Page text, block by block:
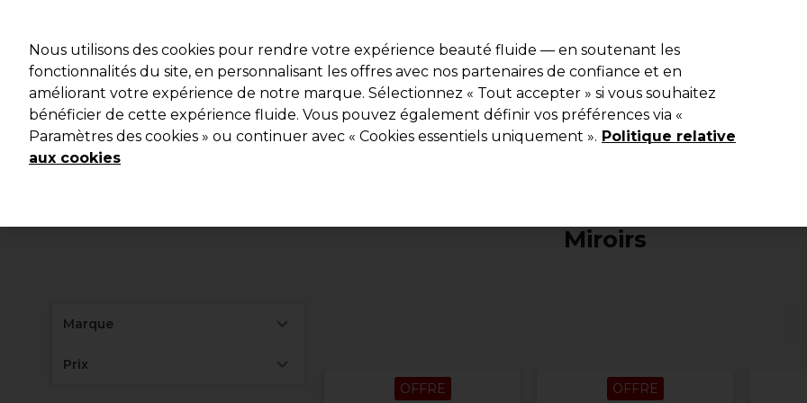
Rechercher
Marques Bons plans Coiffure Electro et Matériel Equipement de salon Beauté Hommes Les
Livraison et délais
Miroirs
Marque
Prix
OFFRE OFFRE
Nous utilisons des cookies pour rendre votre expérience beauté fluide — en soutenant les
fonctionnalités du site, en personnalisant les offres avec nos partenaires de confiance et en
améliorant votre expérience de notre marque. Sélectionnez « Tout accepter » si vous souhaitez
bénéficier de cette expérience fluide. Vous pouvez également définir vos préférences via «
Paramètres des cookies » ou continuer avec « Cookies essentiels uniquement ». Politique relative
aux cookies